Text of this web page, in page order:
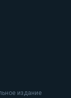
издание